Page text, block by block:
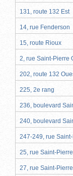
131, route 132 Est
14, rue Fenderson
15, route Rioux
2, rue Saint-Pierre
202, route 132
225, 2e rang
236, boulevard
240, boulevard
247-249, rue
25, rue Saint-
27, rue Saint-